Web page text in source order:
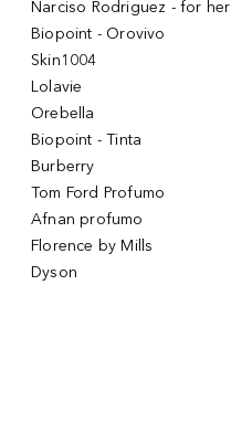
Narciso Rodriguez - for her
Biopoint - Orovivo
Skin1004
Lolavie
Orebella
Biopoint - Tinta
Burberry
Tom Ford Profumo
Afnan profumo
Florence by Mills
Dyson